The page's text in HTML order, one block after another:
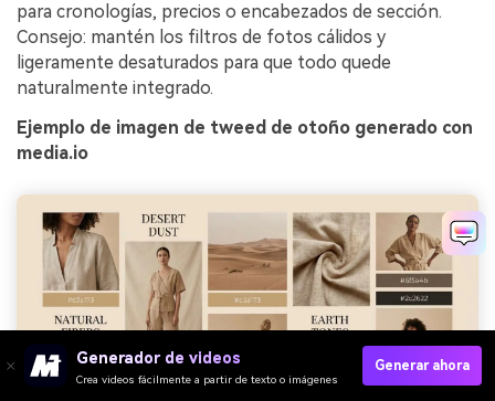
para cronologías, precios o encabezados de sección.
Consejo: mantén los filtros de fotos cálidos y
ligeramente desaturados para que todo quede
naturalmente integrado.
Ejemplo de imagen de tweed de otoño generado con
media.io
Generador de videos
Crea videos fácilmente a partir de texto o imágenes
Generar ahora